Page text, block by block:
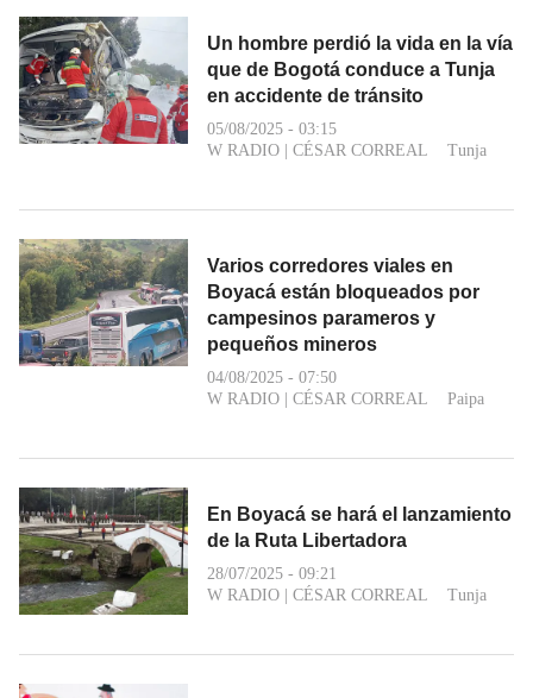
Un hombre perdió la vida en la vía
que de Bogotá conduce a Tunja
en accidente de tránsito
05/08/2025 - 03:15
W RADIO
CÉSAR CORREAL Tunja
Varios corredores viales en
Boyacá están bloqueados por
campesinos parameros y
pequeños mineros
04/08/2025 - 07:50
W RADIO
CÉSAR CORREAL Paipa
En Boyacá se hará el lanzamiento
de la Ruta Libertadora
28/07/2025 - 09:21
W RADIO
CÉSAR CORREAL Tunja